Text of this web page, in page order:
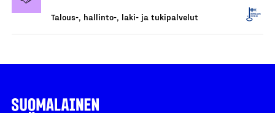
Talous-, hallinto-, laki- ja tukipalvelut